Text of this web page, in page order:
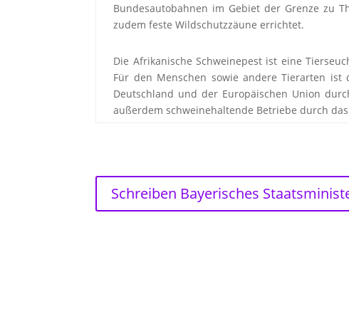
Bundesautobahnen im Gebiet der Grenze zu
zudem feste Wildschutzzäune errichtet.
Die Afrikanische Schweinepest ist eine
Für den Menschen sowie andere Tierarten ist
Deutschland und der Europäischen Union
außerdem schweinehaltende Betriebe durch
Schreiben Bayerisches